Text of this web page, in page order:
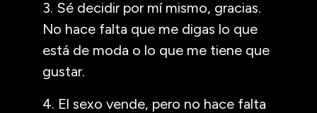
3. Sé decidir por mí mismo, gracias.
No hace falta que me digas lo que
está de moda o lo que me tiene que
gustar.
4. El sexo vende, pero no hace falta